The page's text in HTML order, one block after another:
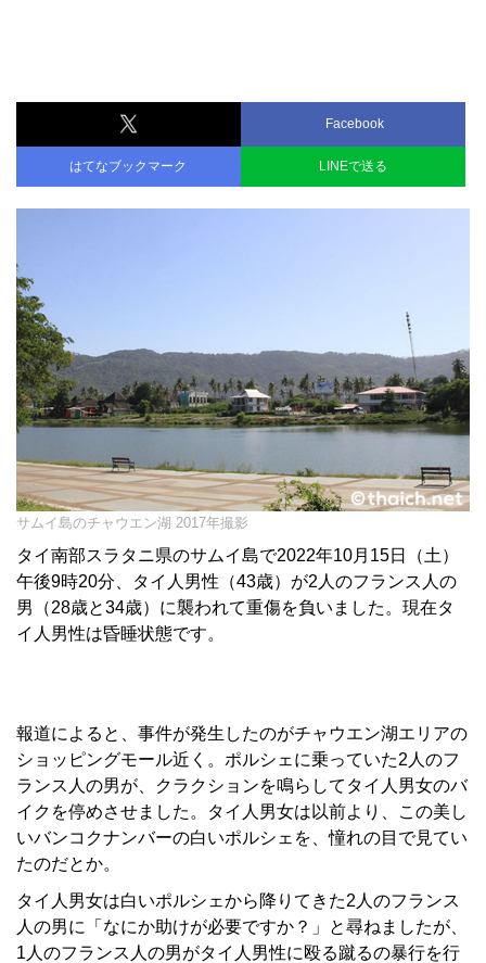
Facebook
はてなブックマーク LINEで送る
サムイ島のチャウエン湖 2017年撮影
タイ南部スラタニ県のサムイ島で2022年10月15日（土）
午後9時20分、タイ人男性（43歳）が2人のフランス人の
男（28歳と34歳）に襲われて重傷を負いました。現在タ
イ人男性は昏睡状態です。
報道によると、事件が発生したのがチャウエン湖エリアの
ショッピングモール近く。ポルシェに乗っていた2人のフ
ランス人の男が、クラクションを鳴らしてタイ人男女のバ
イクを停めさせました。タイ人男女は以前より、この美し
いバンコクナンバーの白いポルシェを、憧れの目で見てい
たのだとか。
タイ人男女は白いポルシェから降りてきた2人のフランス
人の男に「なにか助けが必要ですか？」と尋ねましたが、
1人のフランス人の男がタイ人男性に殴る蹴るの暴行を行